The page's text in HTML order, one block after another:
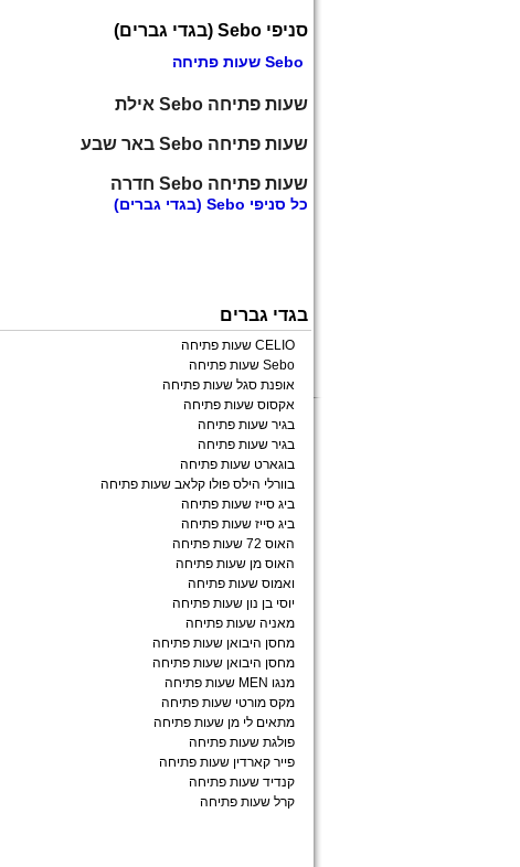
סניפי Sebo (בגדי גברים)
Sebo שעות פתיחה
שעות פתיחה Sebo אילת
שעות פתיחה Sebo באר שבע
שעות פתיחה Sebo חדרה
כל סניפי Sebo (בגדי גברים)
בגדי גברים
CELIO שעות פתיחה
Sebo שעות פתיחה
אופנת סגל שעות פתיחה
אקסוס שעות פתיחה
בגיר שעות פתיחה
בגיר שעות פתיחה
בוגארט שעות פתיחה
בוורלי הילס פולו קלאב שעות פתיחה
ביג סייז שעות פתיחה
ביג סייז שעות פתיחה
האוס 72 שעות פתיחה
האוס מן שעות פתיחה
ואמוס שעות פתיחה
יוסי בן נון שעות פתיחה
מאניה שעות פתיחה
מחסן היבואן שעות פתיחה
מחסן היבואן שעות פתיחה
מנגו MEN שעות פתיחה
מקס מורטי שעות פתיחה
מתאים לי מן שעות פתיחה
פולגת שעות פתיחה
פייר קארדין שעות פתיחה
קנדיד שעות פתיחה
קרל שעות פתיחה